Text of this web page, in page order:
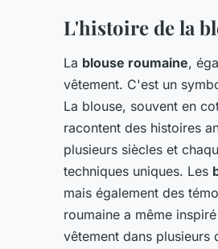
L'histoire de la
La blouse roumaine,
vêtement. C'est un
La blouse, souvent en
racontent des histoires
plusieurs siècles et
techniques uniques. Les
mais également des
roumaine a même
vêtement dans plusieurs